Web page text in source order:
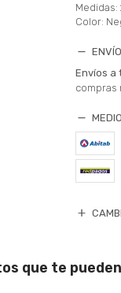
Medidas:
Color:
Envíos a
compras
que te